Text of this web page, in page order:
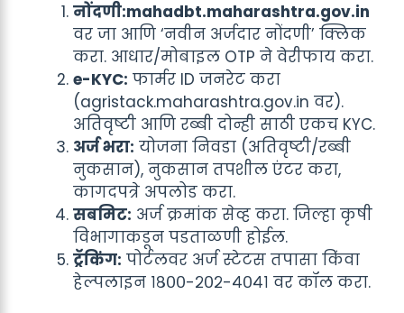
नोंदणी:mahadbt.maharashtra.gov.in
वर जा आणि ‘नवीन अर्जदार नोंदणी’ क्लिक
करा. आधार/मोबाइल OTP ने वेरीफाय करा.
e-KYC: फार्मर ID जनरेट करा
(agristack.maharashtra.gov.in वर).
अतिवृष्टी आणि रब्बी दोन्ही साठी एकच KYC.
अर्ज भरा: योजना निवडा (अतिवृष्टी/रब्बी
नुकसान), नुकसान तपशील एंटर करा,
कागदपत्रे अपलोड करा.
सबमिट: अर्ज क्रमांक सेव्ह करा. जिल्हा कृषी
विभागाकडून पडताळणी होईल.
ट्रॅकिंग: पोर्टलवर अर्ज स्टेटस तपासा किंवा
हेल्पलाइन १८००-२०२-४०४१ वर कॉल करा.